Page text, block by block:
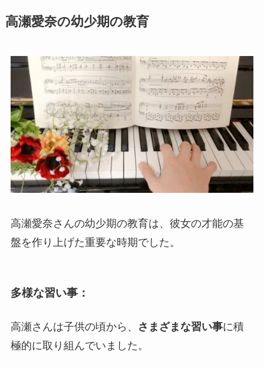
高瀬愛奈の幼少期の教育
高瀬愛奈さんの幼少期の教育は、彼女の才能の基
盤を作り上げた重要な時期でした。
多様な習い事：
高瀬さんは子供の頃から、 さまざまな習い事に積
極的に取り組んでいました。